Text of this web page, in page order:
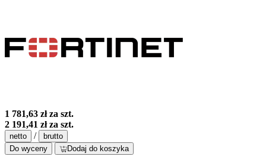
1 781,63 złza szt.
2 191,41 złza szt.
netto /
brutto
Do wyceny
Dodaj do koszyka